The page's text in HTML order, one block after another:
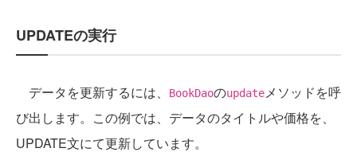
UPDATEの実行
データを更新するには、 BookDaoのupdateメソッドを呼
び出します。この例では、データのタイトルや価格を、
UPDATE文にて更新しています。